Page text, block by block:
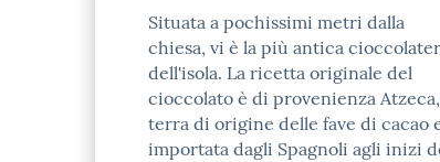
Situata a pochissimi metri dalla
chiesa, vi è la più antica
dell'isola. La ricetta originale del
cioccolato è di provenienza Atzeca,
terra di origine delle fave di cacao
importata dagli Spagnoli agli inizi